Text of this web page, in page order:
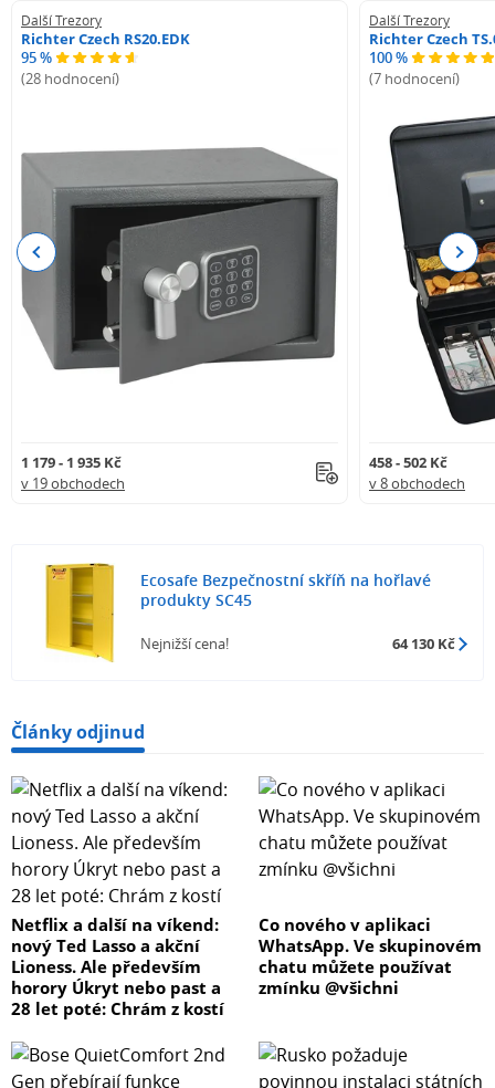
Další Trezory
Richter Czech RS20.EDK
95 %
(28 hodnocení)
1 179 - 1 935 Kč
v 19 obchodech
Další Trezory
Richter Czech
100 %
(7 hodnocení)
458 - 502 Kč
v 8 obchodech
Previous Next
Ecosafe Bezpečnostní skříň na hořlavé
produkty SC45
Nejnižší cena! 64 130 Kč
Články odjinud
Netflix a další na víkend:
nový Ted Lasso a akční
Lioness. Ale především
horory Úkryt nebo past a
28 let poté: Chrám z kostí
Co nového v aplikaci
WhatsApp. Ve skupinovém
chatu můžete používat
zmínku @všichni